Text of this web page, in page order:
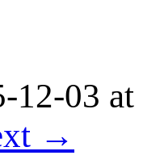
12-03 at
→